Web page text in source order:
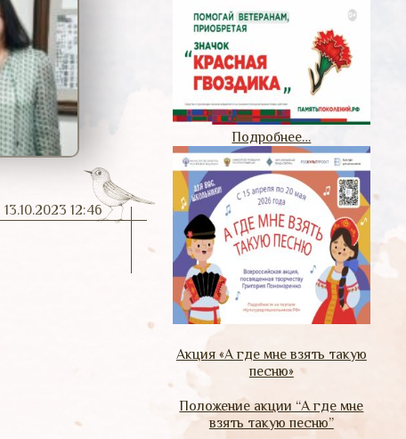
13.10.2023 12:46
Подробнее…
Акция «А где мне взять такую
песню»
Положение акции “А где мне
взять такую песню”